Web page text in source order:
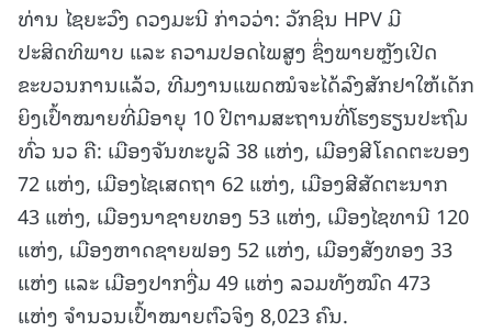
ທ່ານ ໄຊຍະວົງ ດວງມະນີ ກ່າວວ່າ: ວັກຊິນ HPV ມີ
ປະສິດທິພາບ ແລະ ຄວາມປອດໄພສູງ ຊຶ່ງພາຍຫຼັງເປີດ
ຂະບວນການແລ້ວ, ທີມງານແພດໝໍຈະໄດ້ລົງສັກຢາໃຫ້ເດັກ
ຍິງເປົ້າໝາຍທີ່ມີອາຍຸ 10 ປີຕາມສະຖານທີ່ໂຮງຮຽນປະຖົມ
ທົ່ວ ນວ ຄື: ເມືອງຈັນທະບູລີ 38 ແຫ່ງ, ເມືອງສີໂຄດຕະບອງ
72 ແຫ່ງ, ເມືອງໄຊເສດຖາ 62 ແຫ່ງ, ເມືອງສີສັດຕະນາກ
43 ແຫ່ງ, ເມືອງນາຊາຍທອງ 53 ແຫ່ງ, ເມືອງໄຊທານີ 120
ແຫ່ງ, ເມືອງຫາດຊາຍຟອງ 52 ແຫ່ງ, ເມືອງສັງທອງ 33
ແຫ່ງ ແລະ ເມືອງປາກງື່ມ 49 ແຫ່ງ ລວມທັງໝົດ 473
ແຫ່ງ ຈຳນວນເປົ້າໝາຍຕົວຈິງ 8,023 ຄົນ.